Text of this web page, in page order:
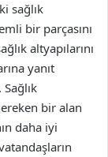
sağlık
bir parçasını
altyapılarını
yanıt
bir alan
daha iyi